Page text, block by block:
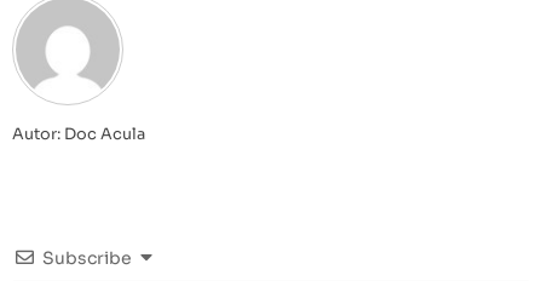
Autor: Doc Acula
Subscribe